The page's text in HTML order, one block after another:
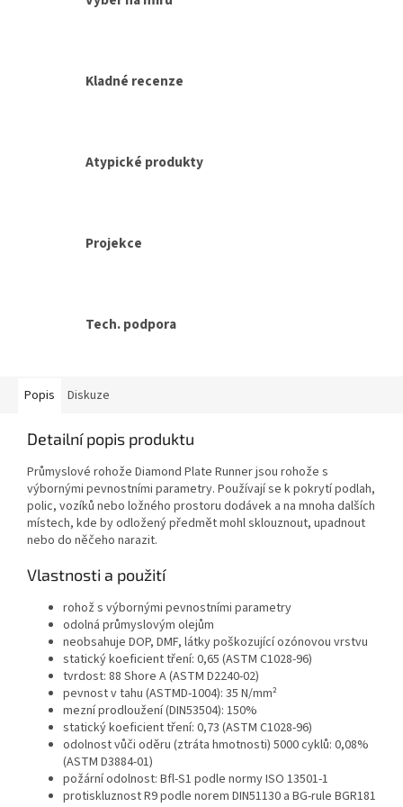
Kladné recenze
Atypické produkty
Projekce
Tech. podpora
Popis Diskuze
Detailní popis produktu
Průmyslové rohože Diamond Plate Runner jsou rohože s
výbornými pevnostními parametry. Používají se k pokrytí podlah,
polic, vozíků nebo ložného prostoru dodávek a na mnoha dalších
místech, kde by odložený předmět mohl sklouznout, upadnout
nebo do něčeho narazit.
Vlastnosti a použití
rohož s výbornými pevnostními parametry
odolná průmyslovým olejům
neobsahuje DOP, DMF, látky poškozující ozónovou vrstvu
statický koeficient tření: 0,65 (ASTM C1028-96)
tvrdost: 88 Shore A (ASTM D2240-02)
pevnost v tahu (ASTMD-1004): 35 N/mm²
mezní prodloužení (DIN53504): 150%
statický koeficient tření: 0,73 (ASTM C1028-96)
odolnost vůči oděru (ztráta hmotnosti) 5000 cyklů: 0,08%
(ASTM D3884-01)
požární odolnost: Bfl-S1 podle normy ISO 13501-1
protiskluznost R9 podle norem DIN51130 a BG-rule BGR181